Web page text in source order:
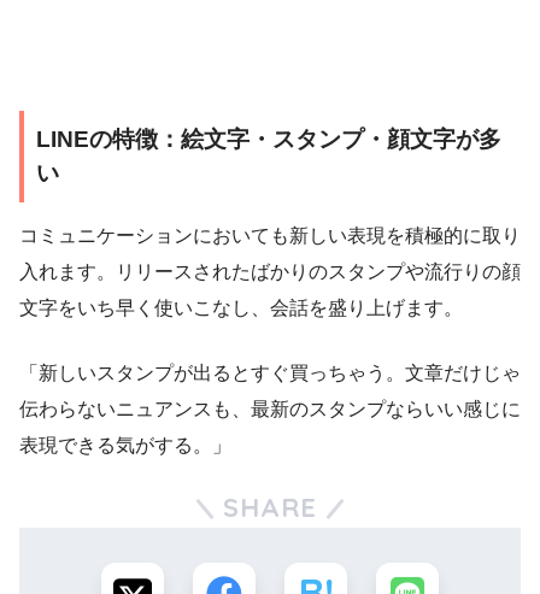
LINEの特徴：絵文字・スタンプ・顔文字が多
い
コミュニケーションにおいても新しい表現を積極的に取り
入れます。リリースされたばかりのスタンプや流行りの顔
文字をいち早く使いこなし、会話を盛り上げます。
「新しいスタンプが出るとすぐ買っちゃう。文章だけじゃ
伝わらないニュアンスも、最新のスタンプならいい感じに
表現できる気がする。」
SHARE